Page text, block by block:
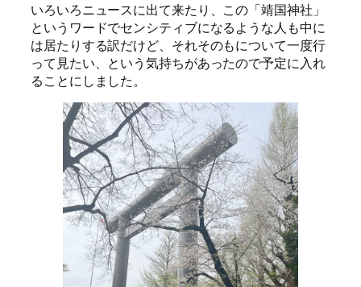
いろいろニュースに出て来たり、この「靖国神社」
というワードでセンシティブになるような人も中に
は居たりする訳だけど、それそのもについて一度行
って見たい、という気持ちがあったので予定に入れ
ることにしました。